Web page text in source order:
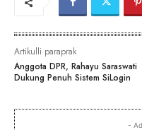
Artikulli paraprak
Anggota DPR, Rahayu Saraswati
Dukung Penuh Sistem SiLogin
-